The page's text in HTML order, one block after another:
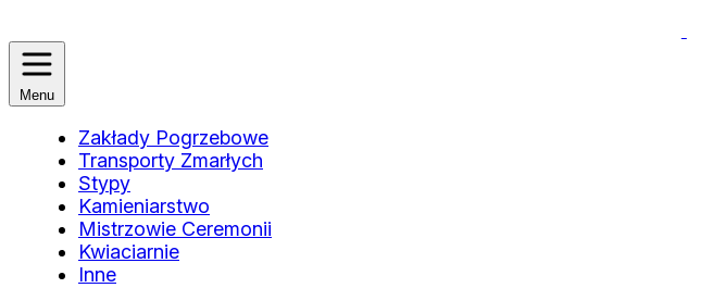
Menu
Zakłady Pogrzebowe
Transporty Zmarłych
Stypy
Kamieniarstwo
Mistrzowie Ceremonii
Kwiaciarnie
Inne